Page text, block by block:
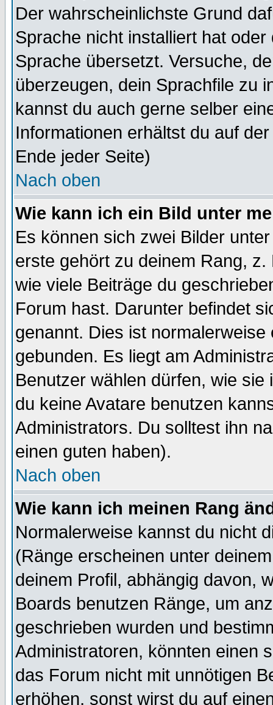
Der wahrscheinlichste Grund
Sprache nicht installiert hat
Sprache übersetzt. Versuche,
überzeugen, dein Sprachfile zu
kannst du auch gerne selber
Informationen erhältst du auf
Ende jeder Seite)
Nach oben
Wie kann ich ein Bild unter
Es können sich zwei Bilder
erste gehört zu deinem Rang,
wie viele Beiträge du
Forum hast. Darunter befindet
genannt. Dies ist
gebunden. Es liegt am
Benutzer wählen dürfen, wie
du keine Avatare benutzen
Administrators. Du solltest ihn
einen guten haben).
Nach oben
Wie kann ich meinen Rang
Normalerweise kannst du nicht
(Ränge erscheinen unter
deinem Profil, abhängig davon,
Boards benutzen Ränge, um
geschrieben wurden und
Administratoren, könnten einen
das Forum nicht mit unnötigen
erhöhen, sonst wirst du auf